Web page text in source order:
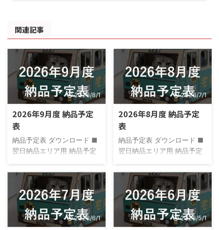
関連記事
2026/8/1
2026年9月度 納品予定
表
納品予定表 ダウンロード ■
翌日納品エリア用 納品予定
ド ■翌々日納品エリア用 納
品予定表_2026.09_翌々日ダ
ウンロード
2026/7/1
2026年8月度 納品予定
表
納品予定表 ダウンロード ■
翌日納品エリア用 納品予定
ド ■翌々日納品エリア用 納
品予定表_2026.08_翌々日ダ
ウンロード
2026/6/1 2026/5/1